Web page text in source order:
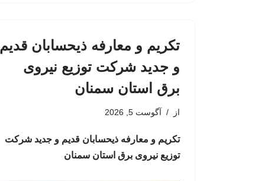
تکریم و معارفه ذیحسابان قدیم
و جدید شرکت توزیع نیروی
برق استان سمنان
از آگوست 5, 2026
تکریم و معارفه ذیحسابان قدیم و جدید شرکت
توزیع نیروی برق استان سمنان